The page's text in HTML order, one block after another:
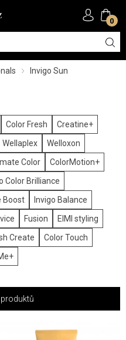
0
Invigo Sun
Color Fresh
Creatine+
Wellaplex
Welloxon
Color
ColorMotion+
Color Brilliance
Boost
Invigo Balance
Fusion
EIMI styling
Create
Color Touch